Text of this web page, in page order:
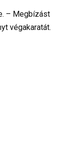
– Megbízást
végakaratát.